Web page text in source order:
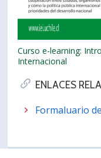
Curso e-learning:
Internacional
ENLACES
Formaluario